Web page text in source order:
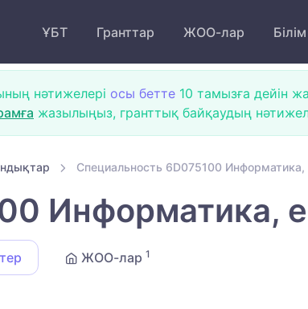
ҰБТ Гранттар ЖОО-лар
нәтижелері осы бетте 10 тамызға дейін
жазылыңыз, гранттық байқаудың
Специальность 6D075100 Информатика,
Информатика,
ЖОО-лар 1